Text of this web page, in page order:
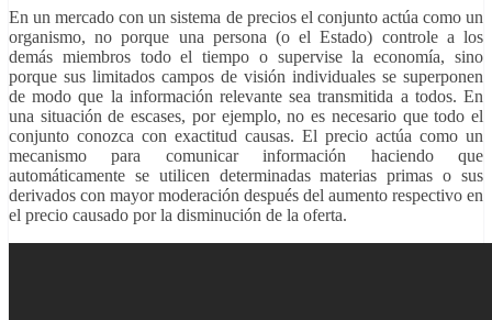
En un mercado con un sistema de precios el conjunto actúa como un
organismo, no porque una persona (o el Estado) controle a los
demás miembros todo el tiempo o supervise la economía, sino
porque sus limitados campos de visión individuales se superponen
de modo que la información relevante sea transmitida a todos. En
una situación de escases, por ejemplo, no es necesario que todo el
conjunto conozca con exactitud causas. El precio actúa como un
mecanismo para comunicar información haciendo que
automáticamente se utilicen determinadas materias primas o sus
derivados con mayor moderación después del aumento respectivo en
el precio causado por la disminución de la oferta.